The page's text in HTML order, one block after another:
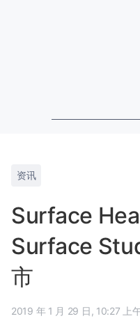
资讯
Surface
Surface
市
2019 年 1 月 29 日, 10:27